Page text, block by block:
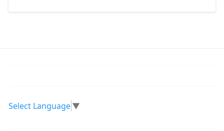
Select Language▼